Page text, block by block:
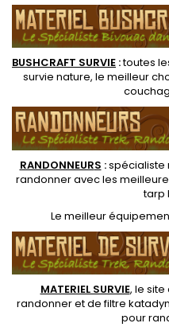
BUSHCRAFT SURVIE :toutes
survie nature, le meilleur
RANDONNEURS :spécialiste
randonner avec les
tarp
Le meilleur
MATERIEL SURVIE, le site
randonneret defiltre
pour